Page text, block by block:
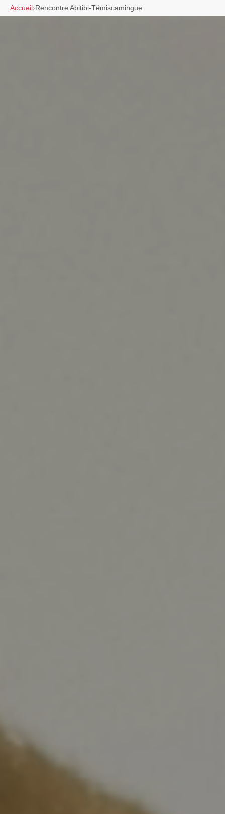
Accueil › Rencontre Abitibi-Témiscamingue